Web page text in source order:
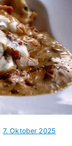
7. Oktober 2025